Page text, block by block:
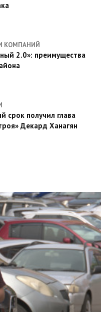
КОМПАНИЙ
2.0»: преимущества
срок получил глава
Декард Ханагян